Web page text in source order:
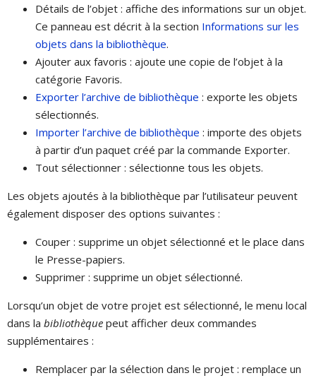
Détails de l’objet : affiche des informations sur un objet.
Ce panneau est décrit à la section Informations sur les
objets dans la bibliothèque.
Ajouter aux favoris : ajoute une copie de l’objet à la
catégorie Favoris.
Exporter l’archive de bibliothèque : exporte les objets
sélectionnés.
Importer l’archive de bibliothèque : importe des objets
à partir d’un paquet créé par la commande Exporter.
Tout sélectionner : sélectionne tous les objets.
Les objets ajoutés à la bibliothèque par l’utilisateur peuvent
également disposer des options suivantes :
Couper : supprime un objet sélectionné et le place dans
le Presse-papiers.
Supprimer : supprime un objet sélectionné.
Lorsqu’un objet de votre projet est sélectionné, le menu local
dans la bibliothèque peut afficher deux commandes
supplémentaires :
Remplacer par la sélection dans le projet : remplace un